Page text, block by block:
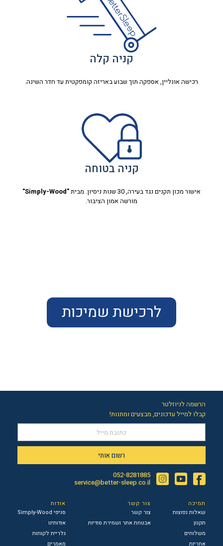
קניה קלה
רכישה אונליין, אספקה תוך שבוע באריזה קומפקטית עד חדר השינה.
קניה בטוחה
אישור מכון תקנים נגד בעירה, 30 שנות ניסיון. מבית
"Simply-Wood"
מורשה אמון הציבור.
לרכישת שמיכות
תמיכה
שאלות נפוצות
תקנון
משלוחים
אחריות
צור קשר
צור קשר
אבטחת אתר ושמירת סודיות
אודות
סניפי Simply-Wood
אודותינו
גלריית לקוחות
מאמרים
הרשמה לניוזלטר
קבלו למייל עדכונים, מבצעים ומתנות!
רשום אותי
052-8281885
service@better-sleep.co.il
Facebook
YouTube
Instagram